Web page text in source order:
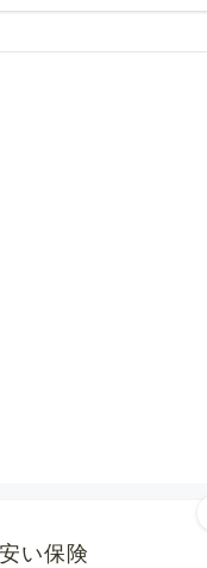
い保険